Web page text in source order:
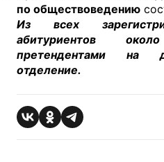
по обществоведению
Из всех
абитуриентов
претендентами на
отделение.